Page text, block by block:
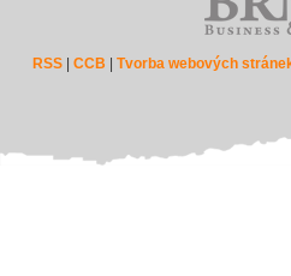
RSS |CCB |Tvorba webových